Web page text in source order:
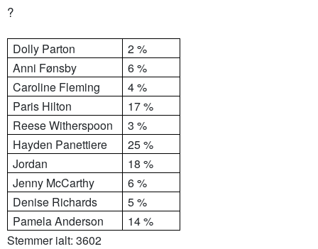
?
Dolly Parton
2 %
Anni Fønsby
6 %
Caroline Fleming
4 %
Paris Hilton
17 %
Reese Witherspoon
3 %
Hayden Panettiere
25 %
Jordan
18 %
Jenny McCarthy
6 %
Denise Richards
5 %
Pamela Anderson
14 %
Stemmer ialt: 3602